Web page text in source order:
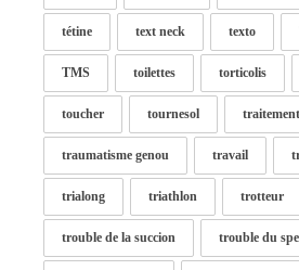
tétine text neck texto
TMS toilettes torticolis
toucher tournesol
traumatisme genou travail
trialong triathlon trotteur
trouble de la succion trouble du